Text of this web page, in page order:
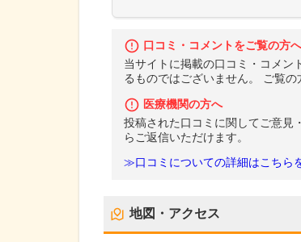
口コミ・コメントをご覧の方へ
当サイトに掲載の口コミ・コメン
るものではございません。 ご覧の
医療機関の方へ
投稿された口コミに関してご意見
らご返信いただけます。
≫口コミについての詳細はこちら
地図・アクセス